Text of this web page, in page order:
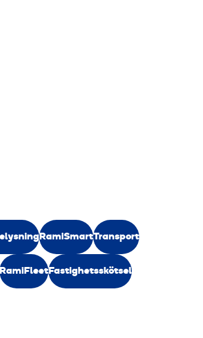
RamiSmartTransport
Fastighetsskötsel